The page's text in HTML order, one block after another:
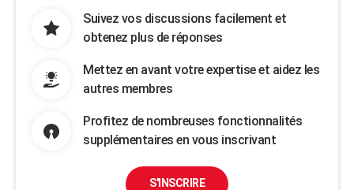
Suivez vos discussions facilement et
obtenez plus de réponses
Mettez en avant votre expertise et aidez les
autres membres
Profitez de nombreuses fonctionnalités
supplémentaires en vous inscrivant
S'INSCRIRE